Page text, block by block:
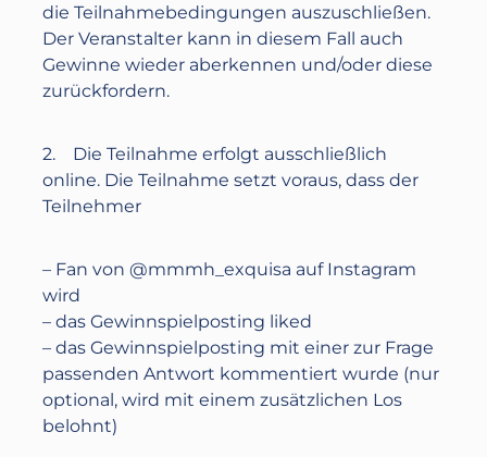
die Teilnahmebedingungen auszuschließen.
Der Veranstalter kann in diesem Fall auch
Gewinne wieder aberkennen und/oder diese
zurückfordern.
2. Die Teilnahme erfolgt ausschließlich
online. Die Teilnahme setzt voraus, dass der
Teilnehmer
– Fan von @mmmh_exquisa auf Instagram
wird
– das Gewinnspielposting liked
– das Gewinnspielposting mit einer zur Frage
passenden Antwort kommentiert wurde (nur
optional, wird mit einem zusätzlichen Los
belohnt)